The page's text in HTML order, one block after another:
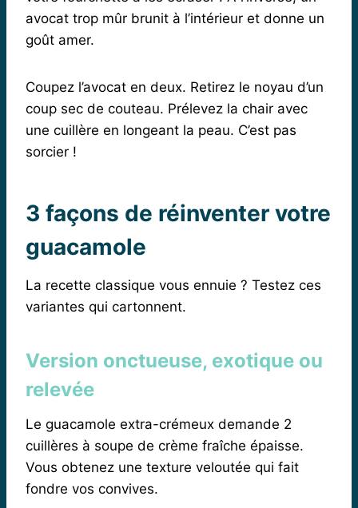
avocat trop mûr brunit à l’intérieur et donne un
goût amer.
Coupez l’avocat en deux. Retirez le noyau d’un
coup sec de couteau. Prélevez la chair avec
une cuillère en longeant la peau. C’est pas
sorcier !
3 façons de réinventer votre
guacamole
La recette classique vous ennuie ? Testez ces
variantes qui cartonnent.
Version onctueuse, exotique ou
relevée
Le guacamole extra-crémeux demande 2
cuillères à soupe de crème fraîche épaisse.
Vous obtenez une texture veloutée qui fait
fondre vos convives.